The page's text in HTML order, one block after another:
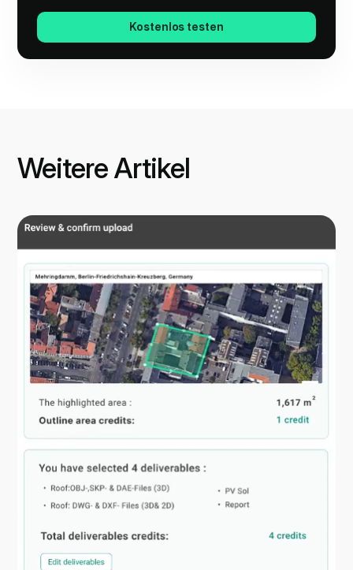
Kostenlos testen
Weitere Artikel